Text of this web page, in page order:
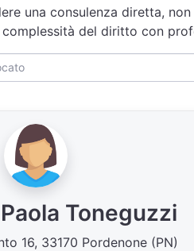
una consulenza diretta,
del diritto con
Toneguzzi
16, 33170 Pordenone (PN)